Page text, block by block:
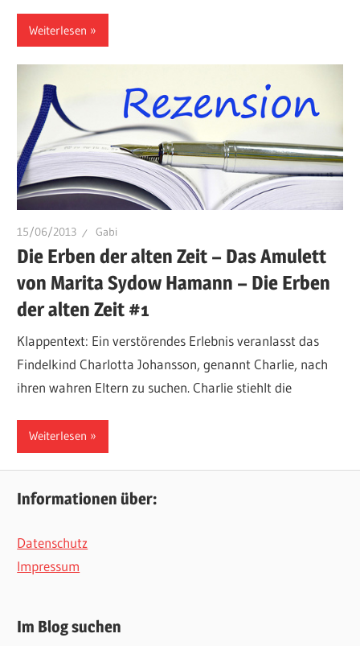
Weiterlesen
15/06/2013 Gabi
Die Erben der alten Zeit – Das Amulett
von Marita Sydow Hamann – Die Erben
der alten Zeit #1
Klappentext: Ein verstörendes Erlebnis veranlasst das
Findelkind Charlotta Johansson, genannt Charlie, nach
ihren wahren Eltern zu suchen. Charlie stiehlt die
Weiterlesen
Informationen über:
Datenschutz
Impressum
Im Blog suchen